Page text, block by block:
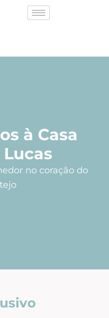
à Casa
no coração do